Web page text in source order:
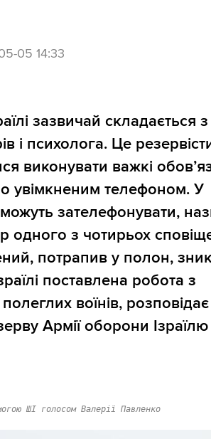
05 14:33
зазвичай складається з
і психолога. Це
виконувати важкі
увімкненим телефоном. У
зателефонувати,
одного з чотирьох
потрапив у полон,
поставлена робота з
воїнів, розповідає
Армії оборони
ШІ голосом Валерії Павленко